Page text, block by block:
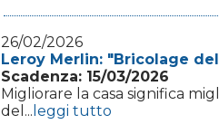
26/02/2026
Leroy Merlin: "Bricolage
Scadenza: 15/03/2026
Migliorare la casa significa
del... leggi tutto